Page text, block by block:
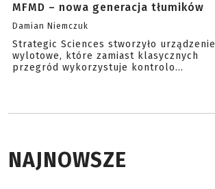
MFMD – nowa generacja tłumików
Damian Niemczuk
Strategic Sciences stworzyło urządzenie
wylotowe, które zamiast klasycznych
przegród wykorzystuje kontrolo...
NAJNOWSZE